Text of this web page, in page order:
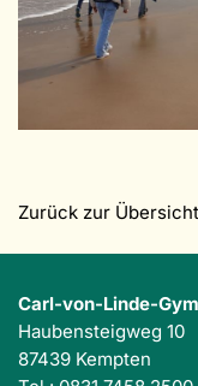
Zurück zur Übersicht
Carl-von-Linde-
Haubensteigweg 10
87439 Kempten